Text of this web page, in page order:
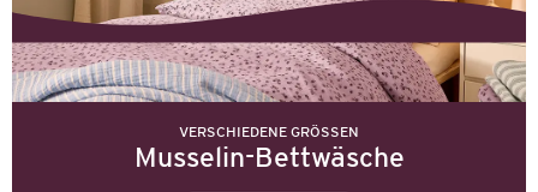
VERSCHIEDENE GRÖSSEN
Musselin-Bettwäsche